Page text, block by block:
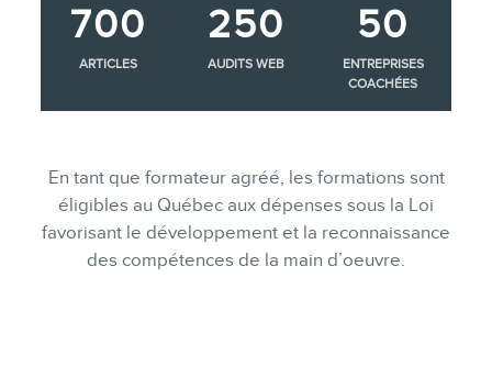
700
ARTICLES
250
AUDITS WEB
50
ENTREPRISES
COACHÉES
En tant que formateur agréé, les formations sont
éligibles au Québec aux dépenses sous la Loi
favorisant le développement et la reconnaissance
des compétences de la main d’oeuvre.